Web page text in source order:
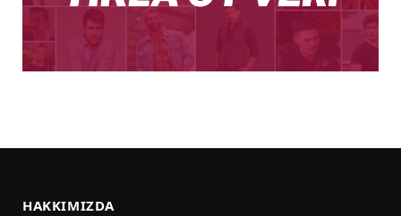
HAKKIMIZDA